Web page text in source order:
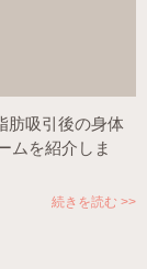
肪吸引後の身体
ムを紹介しま
続きを読む >>